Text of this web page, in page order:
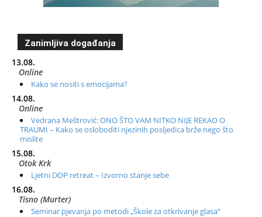
Zanimljiva događanja
13.08.
Online
Kako se nositi s emocijama?
14.08.
Online
Vedrana Meštrović: ONO ŠTO VAM NITKO NIJE REKAO O
TRAUMI – Kako se osloboditi njezinih posljedica brže nego što
mislite
15.08.
Otok Krk
Ljetni DOP retreat – Izvorno stanje sebe
16.08.
Tisno (Murter)
Seminar pjevanja po metodi „Škole za otkrivanje glasa“